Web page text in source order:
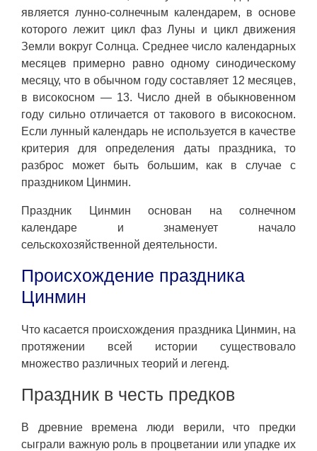
является лунно-солнечным календарем, в основе
которого лежит цикл фаз Луны и цикл движения
Земли вокруг Солнца. Среднее число календарных
месяцев примерно равно одному синодическому
месяцу, что в обычном году составляет 12 месяцев,
в високосном — 13. Число дней в обыкновенном
году сильно отличается от такового в високосном.
Если лунный календарь не используется в качестве
критерия для определения даты праздника, то
разброс может быть большим, как в случае с
праздником Цинмин.
Праздник Цинмин основан на солнечном
календаре и знаменует начало
сельскохозяйственной деятельности.
Происхождение праздника
Цинмин
Что касается происхождения праздника Цинмин, на
протяжении всей истории существовало
множество различных теорий и легенд.
Праздник в честь предков
В древние времена люди верили, что предки
сыграли важную роль в процветании или упадке их